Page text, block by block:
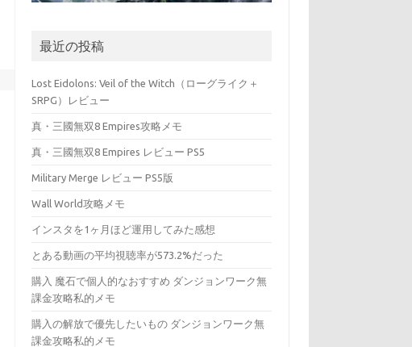
最近の投稿
Lost Eidolons: Veil of the Witch（ローグライク＋
SRPG）レビュー
真・三國無双8 Empires攻略メモ
真・三國無双8 Empires レビュー PS5
Military Merge レビュー PS5版
Wall World攻略メモ
インスタを1ヶ月ほど運用してみた感想
とある動画の平均視聴率が573.2%だった
購入 魔石で個人的なおすすめ ダンジョンワーク無
課金攻略私的メモ
購入の解放で優先したいもの ダンジョンワーク無
課金攻略私的メモ